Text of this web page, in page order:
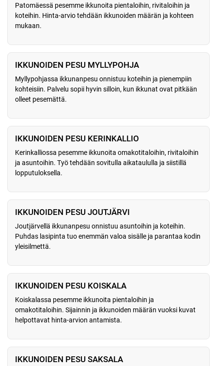
Patomäessä pesemme ikkunoita pientaloihin, rivitaloihin ja
koteihin. Hinta-arvio tehdään ikkunoiden määrän ja kohteen
mukaan.
IKKUNOIDEN PESU MYLLYPOHJA
Myllypohjassa ikkunanpesu onnistuu koteihin ja pienempiin
kohteisiin. Palvelu sopii hyvin silloin, kun ikkunat ovat pitkään
olleet pesemättä.
IKKUNOIDEN PESU KERINKALLIO
Kerinkalliossa pesemme ikkunoita omakotitaloihin, rivitaloihin
ja asuntoihin. Työ tehdään sovitulla aikataululla ja siistillä
lopputuloksella.
IKKUNOIDEN PESU JOUTJÄRVI
Joutjärvellä ikkunanpesu onnistuu asuntoihin ja koteihin.
Puhdas lasipinta tuo enemmän valoa sisälle ja parantaa kodin
yleisilmettä.
IKKUNOIDEN PESU KOISKALA
Koiskalassa pesemme ikkunoita pientaloihin ja
omakotitaloihin. Sijainnin ja ikkunoiden määrän vuoksi kuvat
helpottavat hinta-arvion antamista.
IKKUNOIDEN PESU SAKSALA